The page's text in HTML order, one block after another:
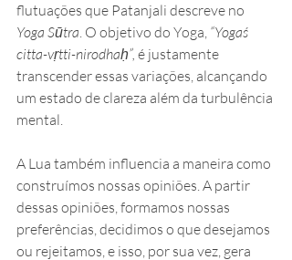
flutuações que Patanjali descreve no
Yoga Sūtra. O objetivo do Yoga, “Yogaś
citta-vṛtti-nirodhaḥ”, é justamente
transcender essas variações, alcançando
um estado de clareza além da turbulência
mental.
A Lua também influencia a maneira como
construímos nossas opiniões. A partir
dessas opiniões, formamos nossas
preferências, decidimos o que desejamos
ou rejeitamos, e isso, por sua vez, gera